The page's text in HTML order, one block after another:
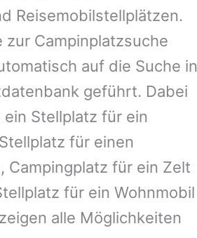
Reisemobilstellplätzen.
zur Campinplatzsuche
auf die Suche in
geführt. Dabei
Stellplatz für ein
für einen
Campingplatz für ein Zelt
für ein Wohnmobil
alle Möglichkeiten